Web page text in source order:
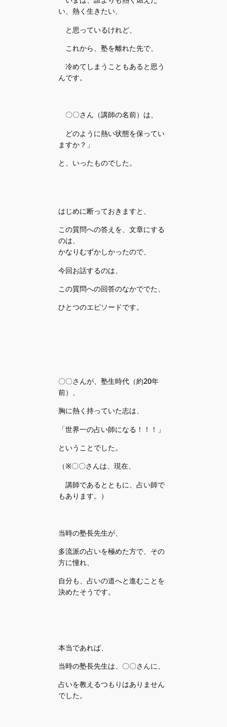
い、熱く生きたい、
と思っているけれど、
これから、塾を離れた先で、
冷めてしまうこともあると思う
んです。
〇〇さん（講師の名前）は、
どのように熱い状態を保ってい
ますか？」
と、いったものでした。
はじめに断っておきますと、
この質問への答えを、文章にする
のは、
かなりむずかしかったので、
今回お話するのは、
この質問への回答のなかででた、
ひとつのエピソードです。
〇〇さんが、塾生時代（約20年
前）、
胸に熱く持っていた志は、
「世界一の占い師になる！！！」
ということでした。
（※〇〇さんは、現在、
講師であるとともに、占い師で
もあります。）
当時の塾長先生が、
多流派の占いを極めた方で、その
方に憧れ、
自分も、占いの道へと進むことを
決めたそうです。
本当であれば、
当時の塾長先生は、〇〇さんに、
占いを教えるつもりはありません
でした。